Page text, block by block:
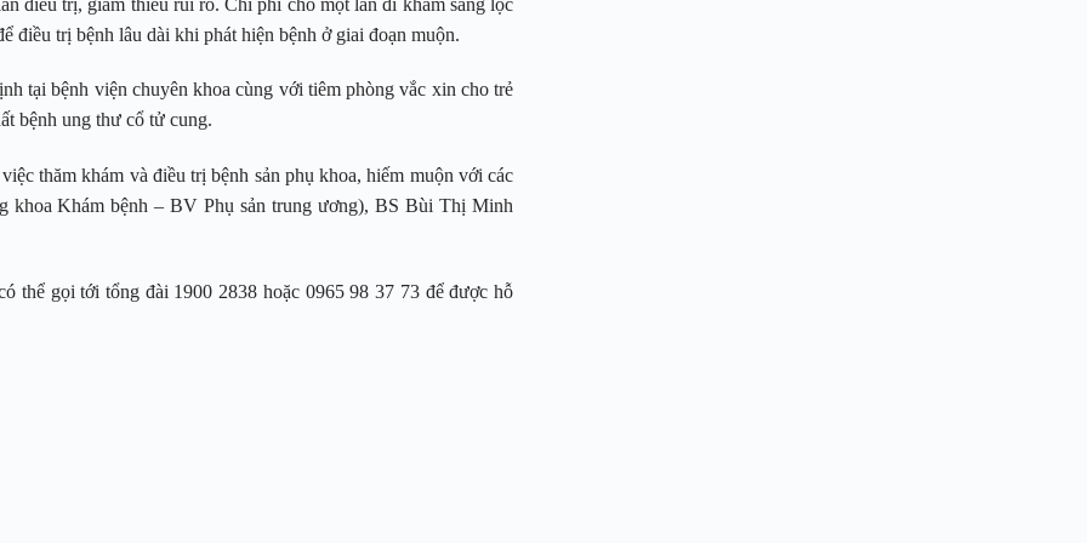
điều trị bệnh lâu dài khi phát hiện bệnh ở giai đoạn muộn.
tại bệnh viện chuyên khoa cùng với tiêm phòng vắc xin cho trẻ
bệnh ung thư cổ tử cung.
thăm khám và điều trị bệnh sản phụ khoa, hiếm muộn với các
khoa Khám bệnh – BV Phụ sản trung ương), BS Bùi Thị Minh
thể gọi tới tổng đài 1900 2838 hoặc 0965 98 37 73 để được hỗ